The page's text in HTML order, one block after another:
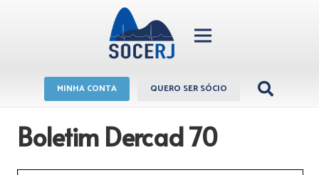
MINHA CONTA QUERO SER SÓCIO
Boletim Dercad 70